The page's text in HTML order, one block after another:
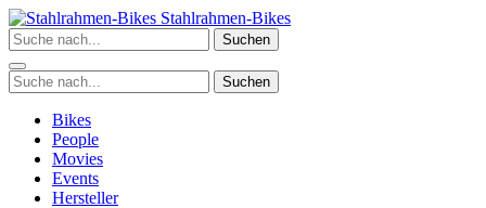
Zum
Inhalt
springen
Stahlrahmen-Bikes
Suchen
Suchen
Bikes
People
Movies
Events
Hersteller